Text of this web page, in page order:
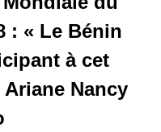
: « Le Bénin
à cet
Nancy